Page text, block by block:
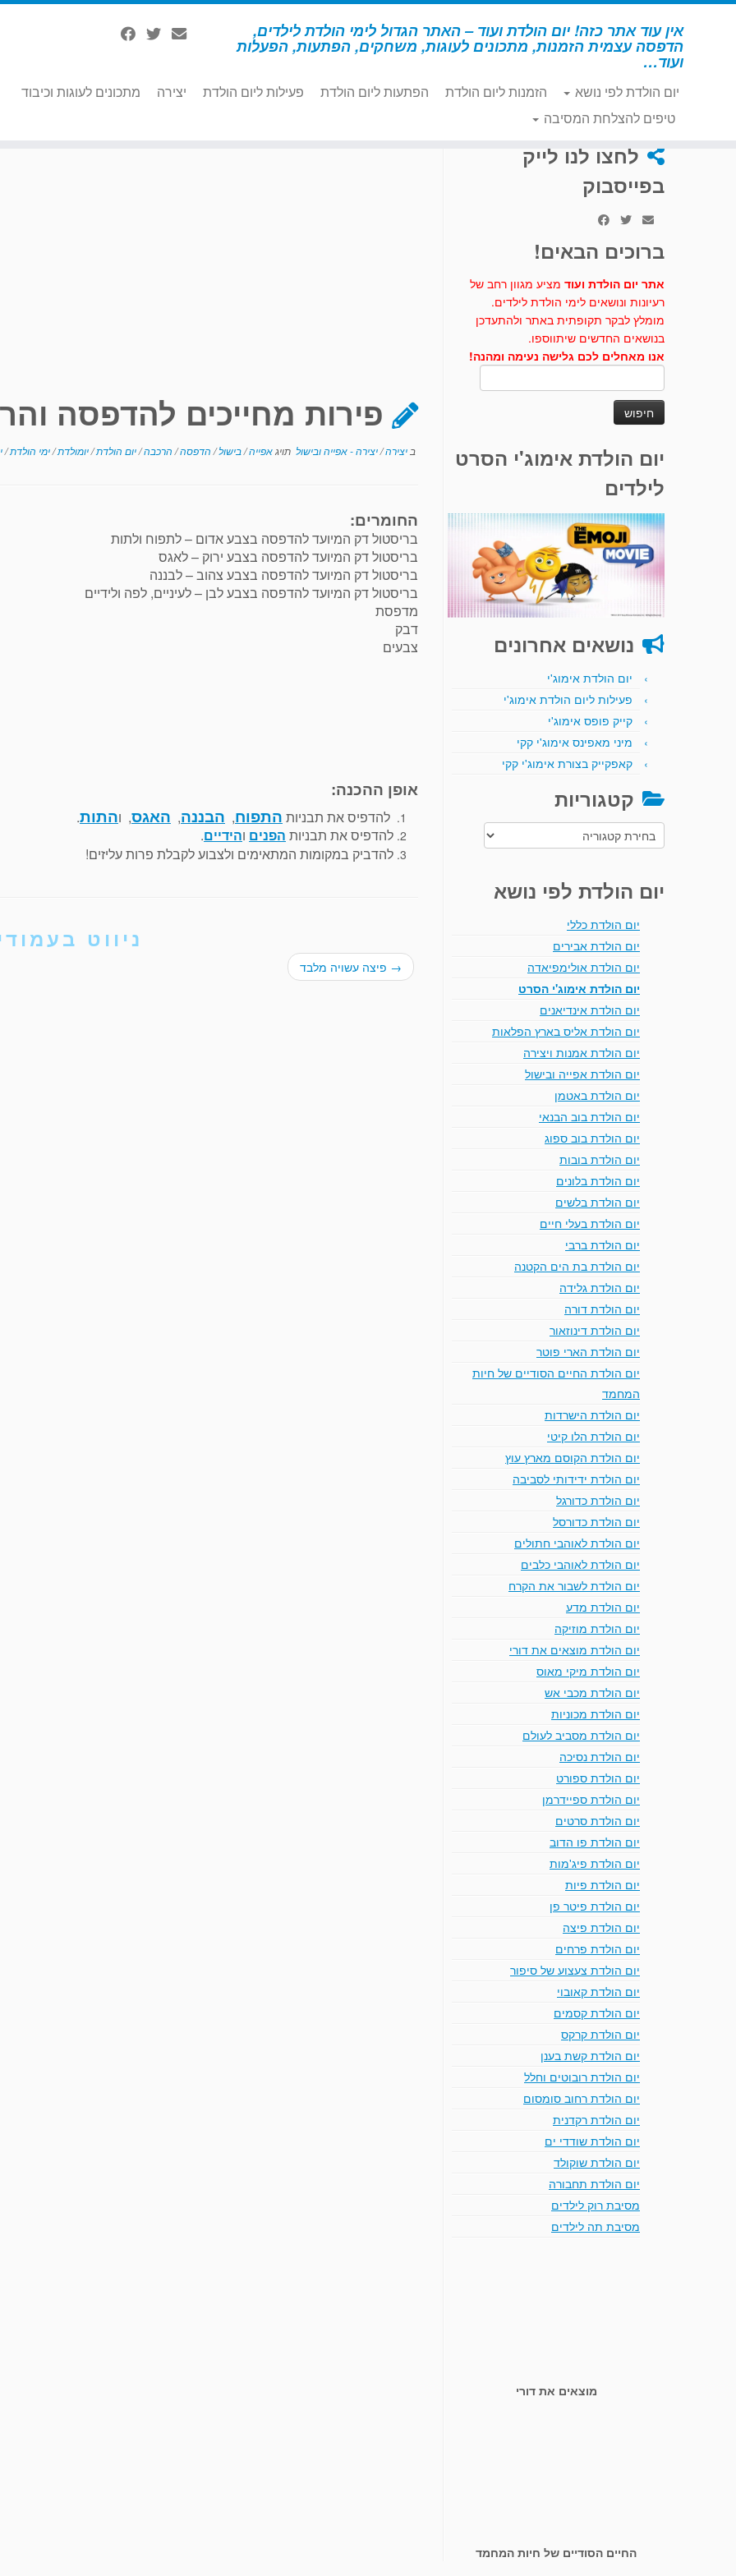
דלג
אין עוד אתר כזה! יום הולדת ועוד – האתר הגדול לימי הולדת לילדים,
הדפסה עצמית הזמנות, מתכונים לעוגות, משחקים, הפתעות, הפעלות
ועוד…
יום הולדת לפי נושא הזמנות ליום הולדת הפתעות ליום הולדת פעילות ליום הולדת יצירה
מתכונים לעוגות וכיבוד
טיפים להצלחת המסיבה
דף הבית » יצירה » פירות מחייכים להדפסה והרכבה
לחצו לנו לייק
בפייסבוק
ברוכים הבאים!
אתר יום הולדת ועוד מציע מגוון רחב של
רעיונות ונושאים לימי הולדת לילדים.
מומלץ לבקר תקופתית באתר ולהתעדכן
בנושאים החדשים שיתווספו.
אנו מאחלים לכם גלישה נעימה ומהנה!
יום הולדת אימוג'י הסרט
לילדים
נושאים אחרונים
יום הולדת אימוג'י
פעילות ליום הולדת אימוג'י
קייק פופס אימוג'י
מיני מאפינס אימוג'י קקי
קאפקייק בצורת אימוג'י קקי
קטגוריות
קטגוריות
יום הולדת לפי נושא
יום הולדת כללי
יום הולדת אבירים
יום הולדת אולימפיאדה
יום הולדת אימוג'י הסרט
יום הולדת אינדיאנים
יום הולדת אליס בארץ הפלאות
יום הולדת אמנות ויצירה
יום הולדת אפייה ובישול
יום הולדת באטמן
יום הולדת בוב הבנאי
יום הולדת בוב ספוג
יום הולדת בובות
יום הולדת בלונים
יום הולדת בלשים
יום הולדת בעלי חיים
יום הולדת ברבי
יום הולדת בת הים הקטנה
יום הולדת גלידה
יום הולדת דורה
יום הולדת דינוזאור
יום הולדת הארי פוטר
יום הולדת החיים הסודיים של חיות
המחמד
יום הולדת הישרדות
יום הולדת הלו קיטי
יום הולדת הקוסם מארץ עוץ
יום הולדת ידידותי לסביבה
יום הולדת כדורגל
יום הולדת כדורסל
יום הולדת לאוהבי חתולים
יום הולדת לאוהבי כלבים
יום הולדת לשבור את הקרח
יום הולדת מדע
יום הולדת מוזיקה
יום הולדת מוצאים את דורי
יום הולדת מיקי מאוס
יום הולדת מכבי אש
יום הולדת מכוניות
יום הולדת מסביב לעולם
יום הולדת נסיכה
יום הולדת ספורט
יום הולדת ספיידרמן
יום הולדת סרטים
יום הולדת פו הדוב
יום הולדת פיג'מות
יום הולדת פיות
יום הולדת פיטר פן
יום הולדת פיצה
יום הולדת פרחים
יום הולדת צעצוע של סיפור
יום הולדת קאובוי
יום הולדת קסמים
יום הולדת קרקס
יום הולדת קשת בענן
יום הולדת רובוטים וחלל
יום הולדת רחוב סומסום
יום הולדת רקדנית
יום הולדת שודדי ים
יום הולדת שוקולד
יום הולדת תחבורה
מסיבת רוק לילדים
מסיבת תה לילדים
מוצאים את דורי
החיים הסודיים של חיות המחמד
פירות מחייכים להדפסה
ב יצירה/יצירה - אפייה ובישול תויגאפייה/בישול/ הדפסה/ הרכבה/יום הולדת/יומולדת/ימי הולדת/
החומרים:
בריסטול דק המיועד להדפסה בצבע אדום – לתפוח ולתות
בריסטול דק המיועד להדפסה בצבע ירוק – לאגס
בריסטול דק המיועד להדפסה בצבע צהוב – לבננה
בריסטול דק המיועד להדפסה בצבע לבן – לעיניים, לפה ולידיים
מדפסת
דבק
צבעים
אופן ההכנה:
להדפיס את תבניות התפוח, הבננה, האגס, והתות.
להדפיס את תבניות הפנים והידיים.
להדביק במקומות המתאימים ולצבוע לקבלת פרות עליזים!
ניווט
→ פיצה עשויה מלבד